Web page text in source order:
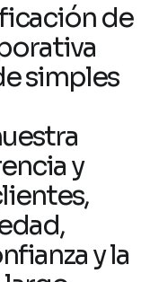
de
simples
y
y la